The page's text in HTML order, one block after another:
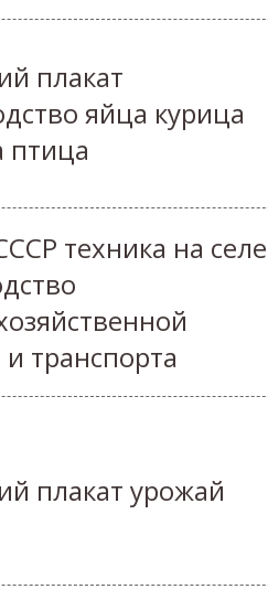
плакат
яйца курица
птица
техника на селе
транспорта
плакат урожай